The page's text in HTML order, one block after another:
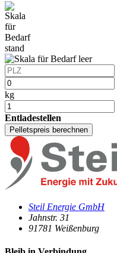
kg
Entladestellen
Pelletspreis berechnen
Steil Energie GmbH
Jahnstr. 31
91781 Weißenburg